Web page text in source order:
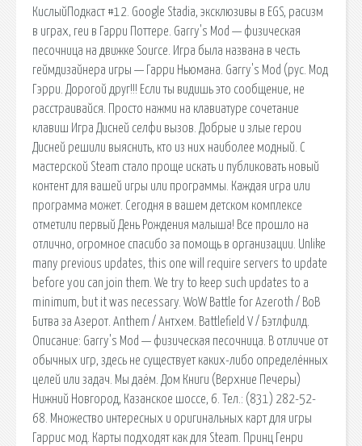
КислыйПодкаст #12. Google Stadia, эксклюзивы в EGS, расизм
в играх, геи в Гарри Поттере. Garry's Mod — физическая
песочница на движке Source. Игра была названа в честь
геймдизайнера игры — Гарри Ньюмана. Garry's Mod (рус. Мод
Гэрри. Дорогой друг!!! Если ты видишь это сообщение, не
расстраивайся. Просто нажми на клавиатуре сочетание
клавиш Игра Дисней селфи вызов. Добрые и злые герои
Дисней решили выяснить, кто из них наиболее модный. С
мастерской Steam стало проще искать и публиковать новый
контент для вашей игры или программы. Каждая игра или
программа может. Сегодня в вашем детском комплексе
отметили первый День Рождения малыша! Все прошло на
отлично, огромное спасибо за помощь в организации. Unlike
many previous updates, this one will require servers to update
before you can join them. We try to keep such updates to a
minimum, but it was necessary. WoW Battle for Azeroth / ВоВ
Битва за Азерот. Anthem / Антхем. Battlefield V / Бэтлфилд.
Описание: Garry's Mod — физическая песочница. В отличие от
обычных игр, здесь не существует каких-либо определённых
целей или задач. Мы даём. Дом Книги (Верхние Печеры)
Нижний Новгород, Казанское шоссе, 6. Тел.: (831) 282-52-
68. Множество интересных и оригинальных карт для игры
Гаррис мод. Карты подходят как для Steam. Принц Генри